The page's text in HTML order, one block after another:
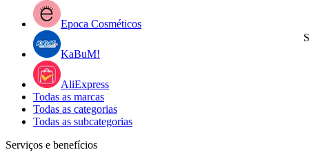
Epoca Cosméticos
KaBuM!
AliExpress
Todas as marcas
Todas as categorias
Todas as subcategorias
Serviços e benefícios